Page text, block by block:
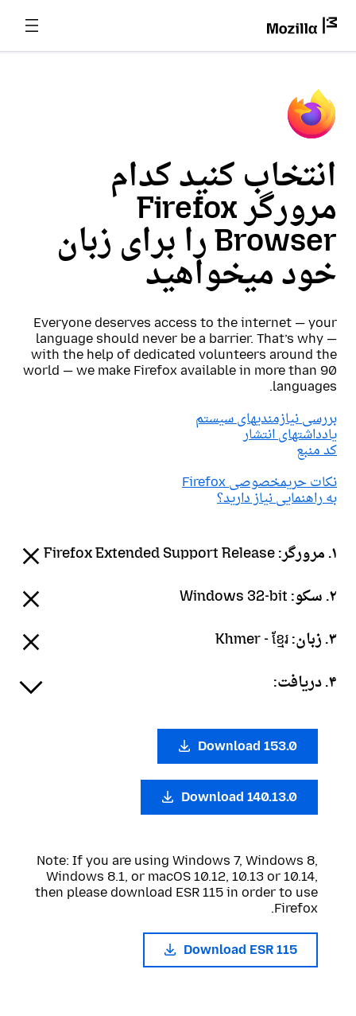
انتخاب کنید کدام
مرورگر Firefox
Browser را برای زبان
خود میخواهید
Everyone deserves access to the internet — your
language should never be a barrier. That’s why —
with the help of dedicated volunteers around the
world — we make Firefox available in more than 90
languages.
بررسی نیازمندیهای سیستم
یادداشتهای انتشار
کد منبع
نکات حریمخصوصی Firefox
به راهنمایی نیاز دارید؟
۱. مرورگر: Firefox Extended Support Release
۲. سکو: Windows 32-bit
۳. زبان: Khmer - ខ្មែរ
۴. دریافت:
Download 153.0
Download 140.13.0
Note: If you are using Windows 7, Windows 8,
Windows 8.1, or macOS 10.12, 10.13 or 10.14,
then please download ESR 115 in order to use
Firefox.
Download ESR 115